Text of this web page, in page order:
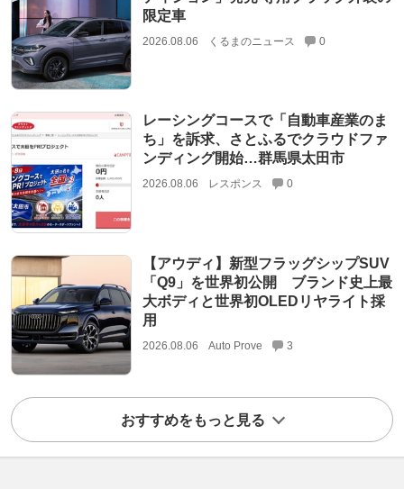
限定車
2026.08.06 くるまのニュース 0
レーシングコースで「自動車産業のま
ち」を訴求、さとふるでクラウドファ
ンディング開始…群馬県太田市
2026.08.06 レスポンス 0
【アウディ】新型フラッグシップSUV
「Q9」を世界初公開 ブランド史上最
大ボディと世界初OLEDリヤライト採
用
2026.08.06 Auto Prove 3
おすすめをもっと見る